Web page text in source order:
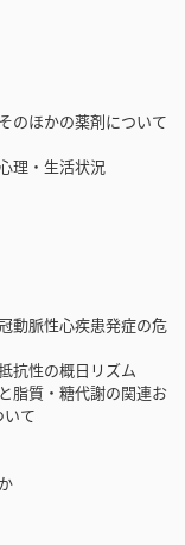
ほかの薬剤について
理・生活状況
脈性心疾患発症の危
抗性の概日リズム
質・糖代謝の関連お
て